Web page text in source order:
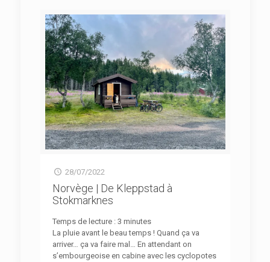
28/07/2022
Norvège | De Kleppstad à
Stokmarknes
Temps de lecture : 3 minutes
La pluie avant le beau temps ! Quand ça va
arriver… ça va faire mal… En attendant on
s’embourgeoise en cabine avec les cyclopotes